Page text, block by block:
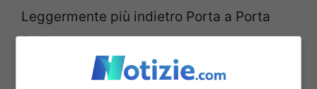
Leggermente più indietro Porta a Porta
(7,7), mentre al quarto posto ci sono I Fatti
Vostri (7,4).